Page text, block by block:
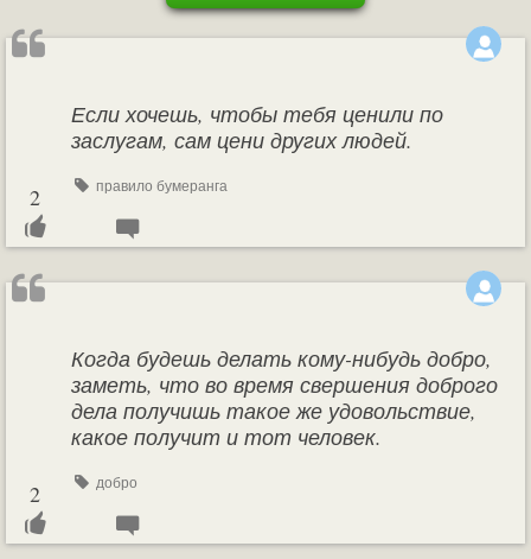
Если хочешь, чтобы тебя ценили по
заслугам, сам цени других людей.
правило бумеранга
2
Когда будешь делать кому-нибудь добро,
заметь, что во время свершения доброго
дела получишь такое же удовольствие,
какое получит и тот человек.
добро
2